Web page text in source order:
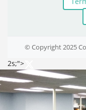
© Copyright 2025
2s;">